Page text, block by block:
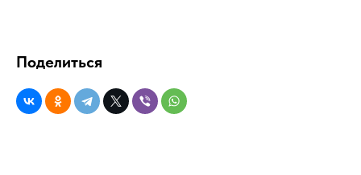
Поделиться